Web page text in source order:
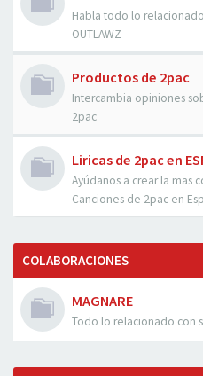
Habla todo lo
OUTLAWZ
Productos de 2pac
Intercambia opiniones
2pac
Liricas de 2pac en
Ayúdanos a crear la mas
Canciones de 2pac en
COLABORACIONES
MAGNARE
Todo lo relacionado con